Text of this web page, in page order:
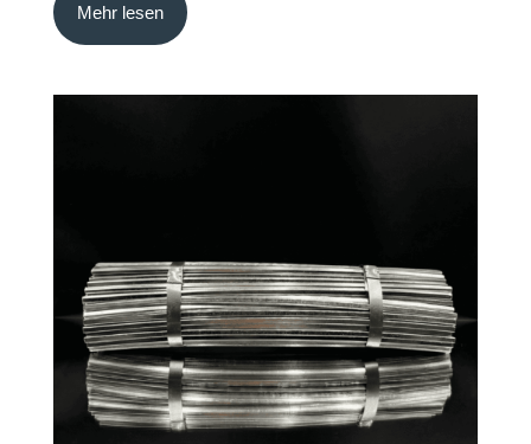
Mehr lesen